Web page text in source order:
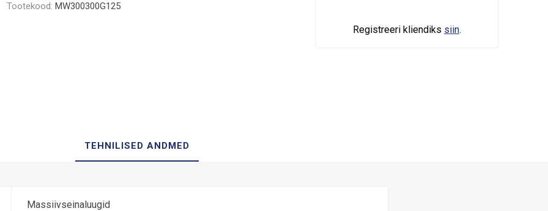
Tootekood: MW300300G125
Registreeri kliendiks siin.
TEHNILISED ANDMED
Massiivseinaluugid